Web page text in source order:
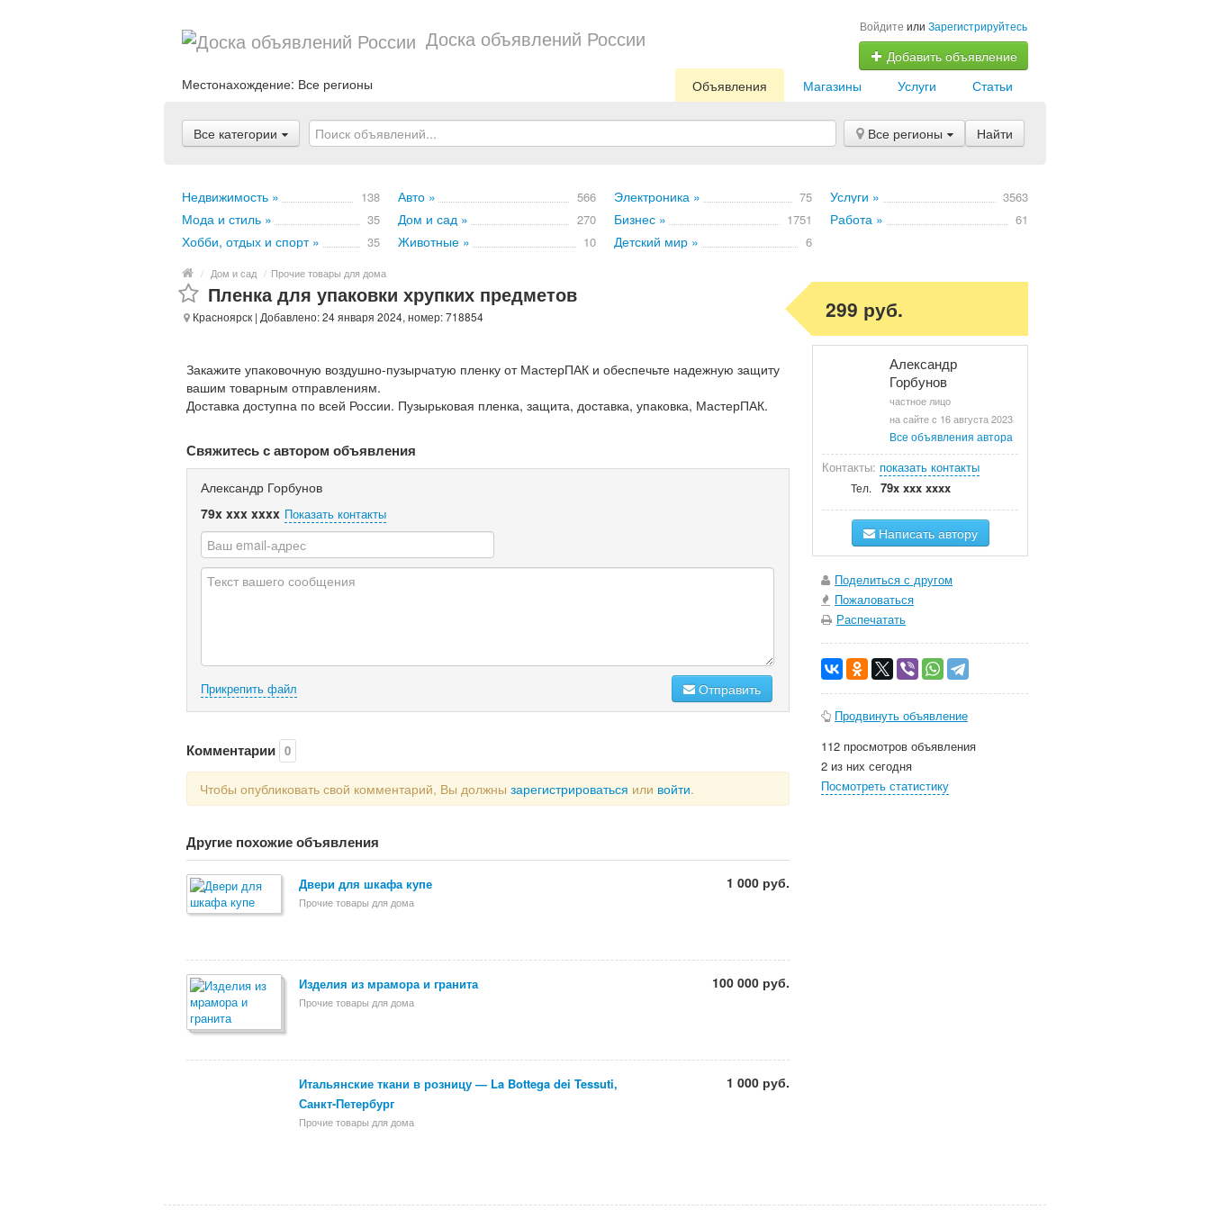
Доска объявлений России Войдите или Зарегистрируйтесь
Добавить объявление
Местонахождение: Все регионы Статьи
Услуги
Магазины
Объявления
Все категории Все регионы Найти
Недвижимость » 138 Авто » 566 Электроника » 75 Услуги » 3563
Мода и стиль » 35 Дом и сад » 270 Бизнес » 1751 Работа » 61
Хобби, отдых и спорт » 35 Животные » 10 Детский мир » 6
/ Дом и сад / Прочие товары для дома
Пленка для упаковки хрупких предметов
Красноярск | Добавлено: 24 января 2024, номер: 718854
Закажите упаковочную воздушно-пузырчатую пленку от МастерПАК и обеспечьте надежную защиту
вашим товарным отправлениям.
Доставка доступна по всей России. Пузырьковая пленка, защита, доставка, упаковка, МастерПАК.
Свяжитесь с автором объявления
Александр Горбунов
79x xxx xxxx Показать контакты
Прикрепить файл Отправить
Комментарии 0
Чтобы опубликовать свой комментарий, Вы должны зарегистрироваться или войти.
Другие похожие объявления
Двери для шкафа купе
Прочие товары для дома
1 000 руб.
Изделия из мрамора и гранита
Прочие товары для дома
100 000 руб.
Итальянские ткани в розницу — La Bottega dei Tessuti,
Санкт-Петербург
Прочие товары для дома
1 000 руб.
299 руб.
Александр
Горбунов
частное лицо
на сайте с 16 августа 2023
Все объявления автора
Контакты: показать контакты
Тел. 79x xxx xxxx
Написать автору
Поделиться с другом
Пожаловаться
Распечатать
Продвинуть объявление
112 просмотров объявления
2 из них сегодня
Посмотреть статистику